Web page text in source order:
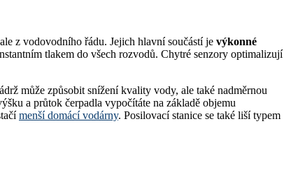
z vodovodního řádu. Jejich hlavní součástí je výkonné
tlakem do všech rozvodů. Chytré senzory optimalizují
může způsobit snížení kvality vody, ale také nadměrnou
a průtok čerpadla vypočítáte na základě objemu
menší domácí vodárny. Posilovací stanice se také liší typem